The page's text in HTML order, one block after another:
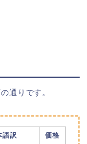
通りです。
語訳 価格